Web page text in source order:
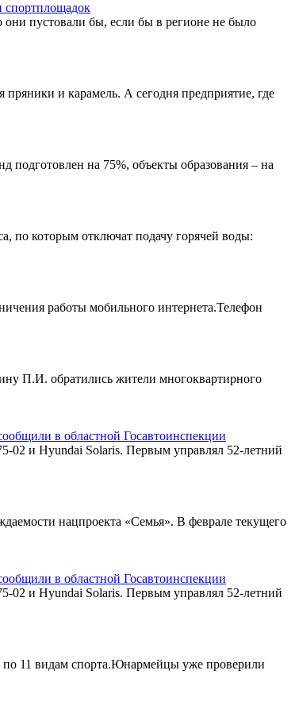
спортплощадок
пустовали бы, если бы в регионе не было
пряники и карамель. А сегодня предприятие, где
подготовлен на 75%, объекты образования – на
по которым отключат подачу горячей воды:
работы мобильного интернета.Телефон
П.И. обратились жители многоквартирного
в областной Госавтоинспекции
02 и Hyundai Solaris. Первым управлял 52-летний
нацпроекта «Семья». В феврале текущего
в областной Госавтоинспекции
02 и Hyundai Solaris. Первым управлял 52-летний
по 11 видам спорта.Юнармейцы уже проверили